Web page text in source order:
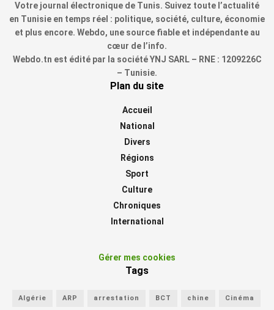
Votre journal électronique de Tunis. Suivez toute l’actualité
en Tunisie en temps réel : politique, société, culture, économie
et plus encore. Webdo, une source fiable et indépendante au
cœur de l’info.
Webdo.tn est édité par la société YNJ SARL – RNE : 1209226C
– Tunisie.
Plan du site
Accueil
National
Divers
Régions
Sport
Culture
Chroniques
International
Gérer mes cookies
Tags
Algérie ARP arrestation BCT chine Cinéma